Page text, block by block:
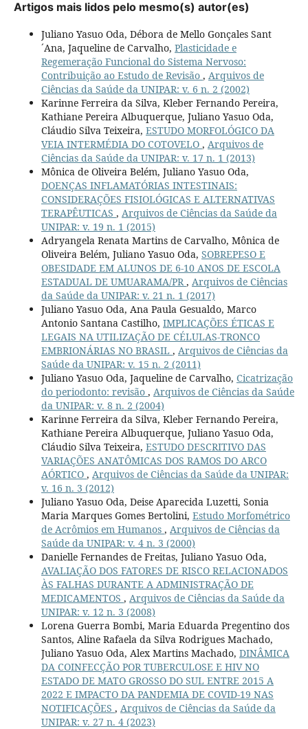
Artigos mais lidos pelo mesmo(s) autor(es)
Juliano Yasuo Oda, Débora de Mello Gonçales Sant
´Ana, Jaqueline de Carvalho, Plasticidade e
Regemeração Funcional do Sistema Nervoso:
Contribuição ao Estudo de Revisão , Arquivos de
Ciências da Saúde da UNIPAR: v. 6 n. 2 (2002)
Karinne Ferreira da Silva, Kleber Fernando Pereira,
Kathiane Pereira Albuquerque, Juliano Yasuo Oda,
Cláudio Silva Teixeira, ESTUDO MORFOLÓGICO DA
VEIA INTERMÉDIA DO COTOVELO , Arquivos de
Ciências da Saúde da UNIPAR: v. 17 n. 1 (2013)
Mônica de Oliveira Belém, Juliano Yasuo Oda,
DOENÇAS INFLAMATÓRIAS INTESTINAIS:
CONSIDERAÇÕES FISIOLÓGICAS E ALTERNATIVAS
TERAPÊUTICAS , Arquivos de Ciências da Saúde da
UNIPAR: v. 19 n. 1 (2015)
Adryangela Renata Martins de Carvalho, Mônica de
Oliveira Belém, Juliano Yasuo Oda, SOBREPESO E
OBESIDADE EM ALUNOS DE 6-10 ANOS DE ESCOLA
ESTADUAL DE UMUARAMA/PR, Arquivos de Ciências
da Saúde da UNIPAR: v. 21 n. 1 (2017)
Juliano Yasuo Oda, Ana Paula Gesualdo, Marco
Antonio Santana Castilho, IMPLICAÇÕES ÉTICAS E
LEGAIS NA UTILIZAÇÃO DE CÉLULAS-TRONCO
EMBRIONÁRIAS NO BRASIL , Arquivos de Ciências da
Saúde da UNIPAR: v. 15 n. 2 (2011)
Juliano Yasuo Oda, Jaqueline de Carvalho, Cicatrização
do periodonto: revisão , Arquivos de Ciências da Saúde
da UNIPAR: v. 8 n. 2 (2004)
Karinne Ferreira da Silva, Kleber Fernando Pereira,
Kathiane Pereira Albuquerque, Juliano Yasuo Oda,
Cláudio Silva Teixeira, ESTUDO DESCRITIVO DAS
VARIAÇÕES ANATÔMICAS DOS RAMOS DO ARCO
AÓRTICO , Arquivos de Ciências da Saúde da UNIPAR:
v. 16 n. 3 (2012)
Juliano Yasuo Oda, Deise Aparecida Luzetti, Sonia
Maria Marques Gomes Bertolini, Estudo Morfométrico
de Acrômios em Humanos , Arquivos de Ciências da
Saúde da UNIPAR: v. 4 n. 3 (2000)
Danielle Fernandes de Freitas, Juliano Yasuo Oda,
AVALIAÇÃO DOS FATORES DE RISCO RELACIONADOS
ÀS FALHAS DURANTE A ADMINISTRAÇÃO DE
MEDICAMENTOS , Arquivos de Ciências da Saúde da
UNIPAR: v. 12 n. 3 (2008)
Lorena Guerra Bombi, Maria Eduarda Pregentino dos
Santos, Aline Rafaela da Silva Rodrigues Machado,
Juliano Yasuo Oda, Alex Martins Machado, DINÂMICA
DA COINFECÇÃO POR TUBERCULOSE E HIV NO
ESTADO DE MATO GROSSO DO SUL ENTRE 2015 A
2022 E IMPACTO DA PANDEMIA DE COVID-19 NAS
NOTIFICAÇÕES , Arquivos de Ciências da Saúde da
UNIPAR: v. 27 n. 4 (2023)